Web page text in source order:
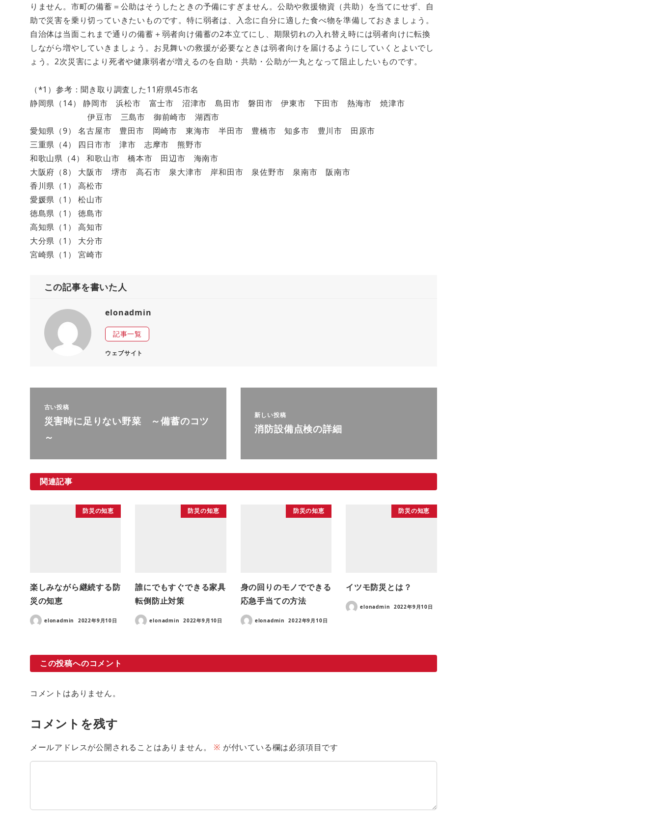
りません。市町の備蓄＝公助はそうしたときの予備にすぎません。公助や救援物資（共助）を当てにせず、自
助で災害を乗り切っていきたいものです。特に弱者は、入念に自分に適した食べ物を準備しておきましょう。
自治体は当面これまで通りの備蓄＋弱者向け備蓄の2本立てにし、期限切れの入れ替え時には弱者向けに転換
しながら増やしていきましょう。お見舞いの救援が必要なときは弱者向けを届けるようにしていくとよいでし
ょう。2次災害により死者や健康弱者が増えるのを自助・共助・公助が一丸となって阻止したいものです。
（*1）参考：聞き取り調査した11府県45市名
静岡県（14） 静岡市 浜松市 富士市 沼津市 島田市 磐田市 伊東市 下田市 熱海市 焼津市
伊豆市 三島市 御前崎市 湖西市
愛知県（9） 名古屋市 豊田市 岡崎市 東海市 半田市 豊橋市 知多市 豊川市 田原市
三重県（4） 四日市市 津市 志摩市 熊野市
和歌山県（4） 和歌山市 橋本市 田辺市 海南市
大阪府（8） 大阪市 堺市 高石市 泉大津市 岸和田市 泉佐野市 泉南市 阪南市
香川県（1） 高松市
愛媛県（1） 松山市
徳島県（1） 徳島市
高知県（1） 高知市
大分県（1） 大分市
宮崎県（1） 宮崎市
この記事を書いた人
elonadmin
記事一覧
ウェブサイト
古い投稿
災害時に足りない野菜 ～備蓄のコツ
～
新しい投稿
消防設備点検の詳細
関連記事
防災の知恵
楽しみながら継続する防
災の知恵
elonadmin 2022年9月10日
防災の知恵
誰にでもすぐできる家具
転倒防止対策
elonadmin 2022年9月10日
防災の知恵
身の回りのモノでできる
応急手当ての方法
elonadmin 2022年9月10日
防災の知恵
イツモ防災とは？
elonadmin 2022年9月10日
この投稿へのコメント
コメントはありません。
コメントを残す
メールアドレスが公開されることはありません。 ※ が付いている欄は必須項目です